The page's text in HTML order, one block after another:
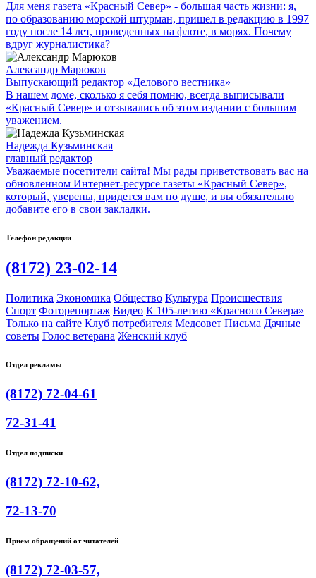
Для меня газета «Красный Север» - большая часть жизни: я,
по образованию морской штурман, пришел в редакцию в 1997
году после 14 лет, проведенных на флоте, в морях. Почему
вдруг журналистика?
Александр Марюков
Выпускающий редактор «Делового вестника»
В нашем доме, сколько я себя помню, всегда выписывали
«Красный Север» и отзывались об этом издании с большим
уважением.
Надежда Кузьминская
главный редактор
Уважаемые посетители сайта! Мы рады приветствовать вас на
обновленном Интернет-ресурсе газеты «Красный Север»,
который, уверены, придется вам по душе, и вы обязательно
добавите его в свои закладки.
Телефон редакции
(8172) 23-02-14
Политика Экономика Общество Культура Происшествия
Спорт Фоторепортаж Видео К 105-летию «Красного Севера»
Только на сайте Клуб потребителя Медсовет Письма Дачные
советы Голос ветерана Женский клуб
Отдел рекламы
(8172) 72-04-61
72-31-41
Отдел подписки
(8172) 72-10-62,
72-13-70
Прием обращений от читателей
(8172) 72-03-57,